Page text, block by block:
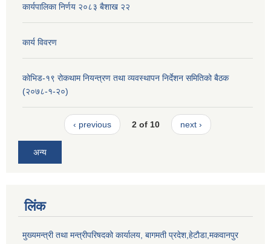
कार्यपालिका निर्णय २०८३ बैशाख २२
कार्य विवरण
कोभिड-१९ रोकथाम नियन्त्रण तथा व्यवस्थापन निर्देशन समितिको बैठक
(२०७८-१-२०)
‹ previous 2 of 10 next ›
अन्य
लिंक
मुख्यमन्त्री तथा मन्त्रीपरिषदको कार्यालय, बागमती प्रदेश,हेटाैडा,मकवानपुर